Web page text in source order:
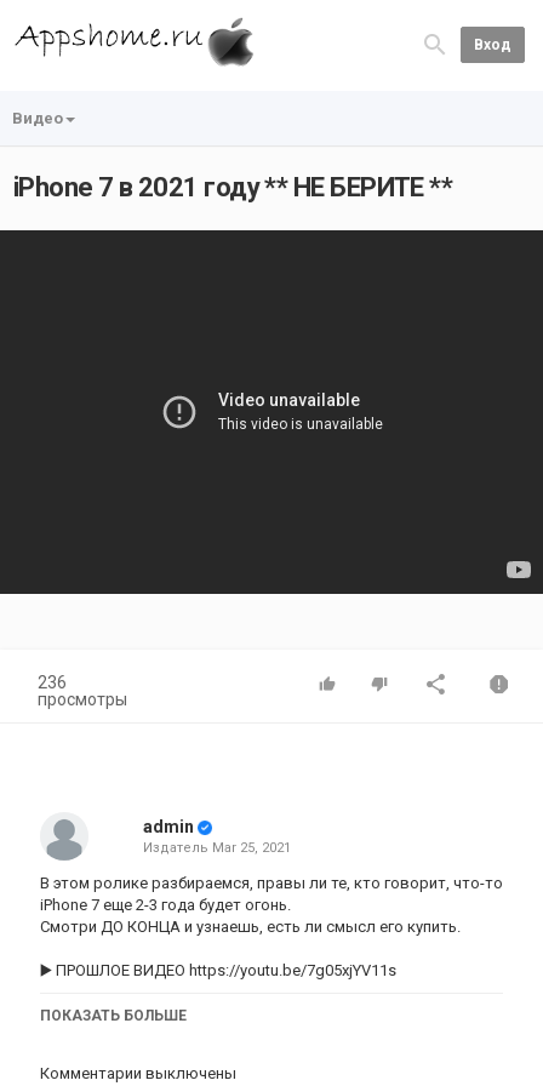
Вход
Видео
iPhone 7 в 2021 году ** НЕ БЕРИТЕ **
236
просмотры
admin
Издатель Mar 25, 2021
В этом ролике разбираемся, правы ли те, кто говорит, что-то
iPhone 7 еще 2-3 года будет огонь.
Смотри ДО КОНЦА и узнаешь, есть ли смысл его купить.
▶️ ПРОШЛОЕ ВИДЕО https://youtu.be/7g05xjYV11s
ПОДПИСЫВАЙСЯ, ЧТОБЫ ПОДДЕРЖАТЬ МОЮ САМООЦЕНКУ
● Вконтактеhttps://vk.com/id336794712
ПОКАЗАТЬ БОЛЬШЕ
Комментарии выключены